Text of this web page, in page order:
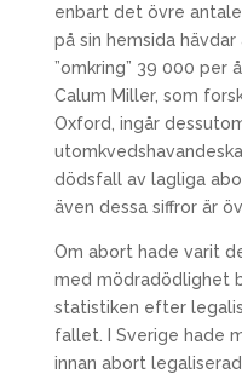
enbart det övre
på sin hemsida
”omkring” 39 000 per
Calum Miller, som
Oxford, ingår
dödsfall av lagliga
även dessa siffror är
Om abort hade varit
med mödradödlighet
statistiken efter
fallet. I Sverige hade
innan abort